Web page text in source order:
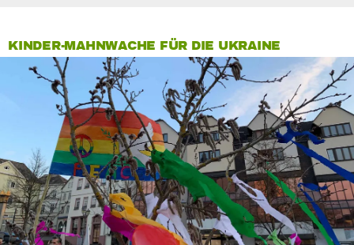
KINDER-MAHNWACHE FÜR DIE UKRAINE